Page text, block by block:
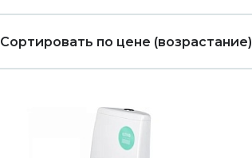
Сортировать по цене (возрастание)